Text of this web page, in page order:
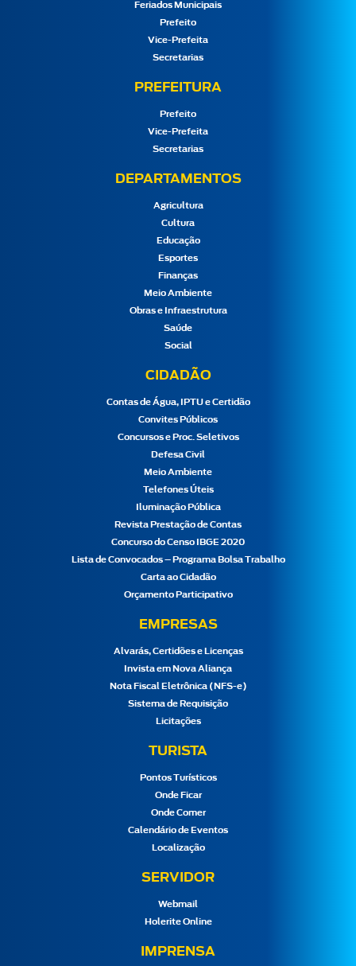
Feriados Municipais
Prefeito
Vice-Prefeita
Secretarias
PREFEITURA
Prefeito
Vice-Prefeita
Secretarias
DEPARTAMENTOS
Agricultura
Cultura
Educação
Esportes
Finanças
Meio Ambiente
Obras e Infraestrutura
Saúde
Social
CIDADÃO
Contas de Água, IPTU e Certidão
Convites Públicos
Concursos e Proc. Seletivos
Defesa Civil
Meio Ambiente
Telefones Úteis
Iluminação Pública
Revista Prestação de Contas
Concurso do Censo IBGE 2020
Lista de Convocados – Programa Bolsa Trabalho
Carta ao Cidadão
Orçamento Participativo
EMPRESAS
Alvarás, Certidões e Licenças
Invista em Nova Aliança
Nota Fiscal Eletrônica (NFS-e)
Sistema de Requisição
Licitações
TURISTA
Pontos Turísticos
Onde Ficar
Onde Comer
Calendário de Eventos
Localização
SERVIDOR
Webmail
Holerite Online
IMPRENSA